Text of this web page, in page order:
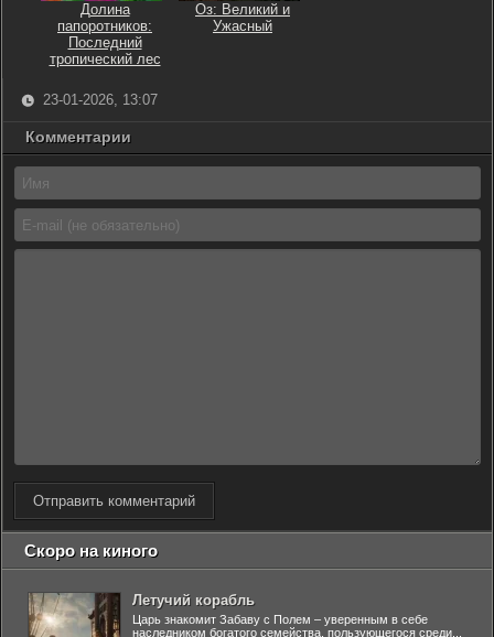
Долина
папоротников:
Последний
тропический лес
Оз: Великий и
Ужасный
23-01-2026, 13:07
Комментарии
Отправить комментарий
Скоро на киного
Летучий корабль
Царь знакомит Забаву с Полем – уверенным в себе
наследником богатого семейства, пользующегося среди...